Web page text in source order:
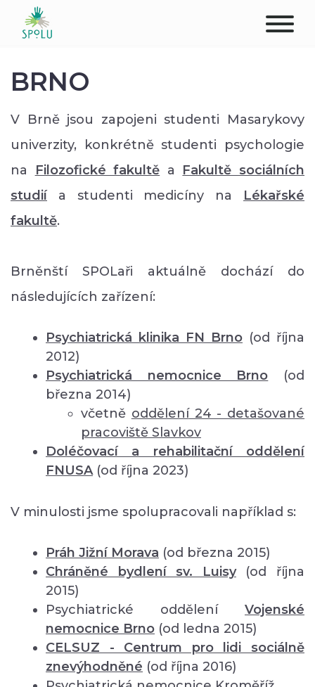
PODPOŘTE NÁS
PŮSOBIŠTĚ
BRNO
V Brně jsou zapojeni studenti Masarykovy
univerzity, konkrétně studenti psychologie
na
Filozofické fakultě a Fakultě sociálních
studií
a studenti medicíny na
Lékařské
fakultě.
Brněnští SPOLaři aktuálně dochází do
následujících zařízení:
Psychiatrická klinika FN Brno (od října
2012)
Psychiatrická nemocnice Brno
(od
března 2014)
včetně oddělení24 - detašované
pracoviště Slavkov
Doléčovací a rehabilitační oddělení
FNUSA (od října 2023)
V minulosti jsme spolupracovali například s:
Práh Jižní Morava (od března 2015)
Chráněné bydlení sv. Luisy
(od října
2015)
Psychiatrické oddělení Vojenské
nemocnice Brno (od ledna 2015)
CELSUZ - Centrum pro lidi sociálně
znevýhodněné (od října 2016)